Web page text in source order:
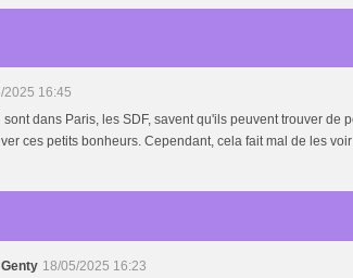
2025 16:45
sont dans Paris, les SDF, savent qu'ils peuvent trouver de
ces petits bonheurs. Cependant, cela fait mal de les
18/05/2025 16:23